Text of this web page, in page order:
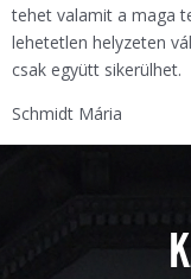
tehet valamit a maga
lehetetlen helyzeten
csak együtt sikerülhet.
Schmidt Mária